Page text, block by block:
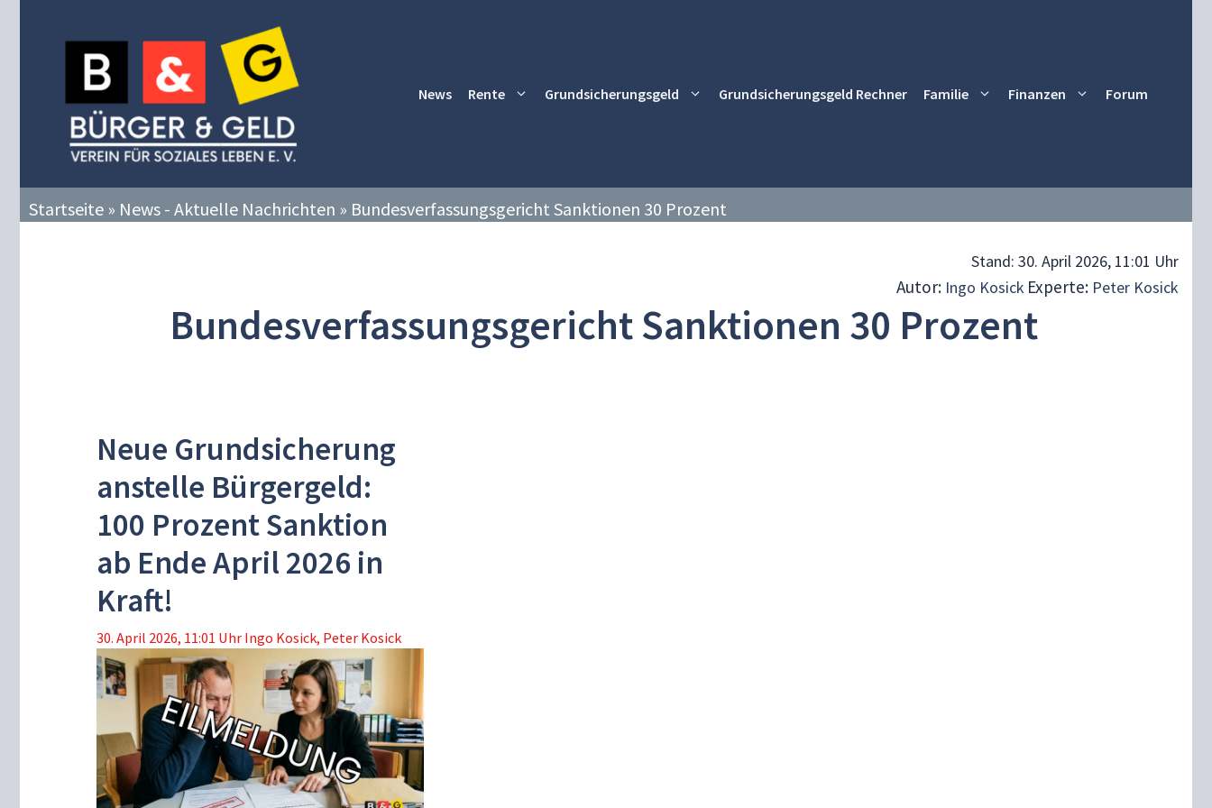
News Rente Grundsicherungsgeld Grundsicherungsgeld Rechner Familie Finanzen Forum
Startseite » News - Aktuelle Nachrichten » Bundesverfassungsgericht Sanktionen 30 Prozent
Stand: 30. April 2026, 11:01 Uhr
Autor: Ingo Kosick Experte: Peter Kosick
Bundesverfassungsgericht Sanktionen 30 Prozent
Neue Grundsicherung
anstelle Bürgergeld:
100 Prozent Sanktion
ab Ende April 2026 in
Kraft!
30. April 2026, 11:01 Uhr Ingo Kosick, Peter Kosick